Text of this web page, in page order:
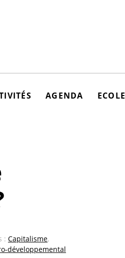
AGENDA ECOLE
: Capitalisme,
développemental